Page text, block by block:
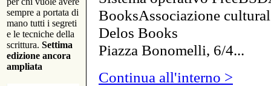
sempre a portata di
mano tutti i segreti
e le tecniche della
scrittura. Settima
edizione ancora
ampliata
BooksAssociazione
Delos Books
Piazza Bonomelli, 6/4...
Continua all'interno >